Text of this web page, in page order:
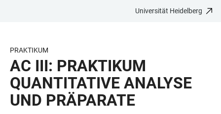
BARRIEREFREIHEIT
Universität Heidelberg
PRAKTIKUM
AC III: PRAKTIKUM
QUANTITATIVE ANALYSE
UND PRÄPARATE